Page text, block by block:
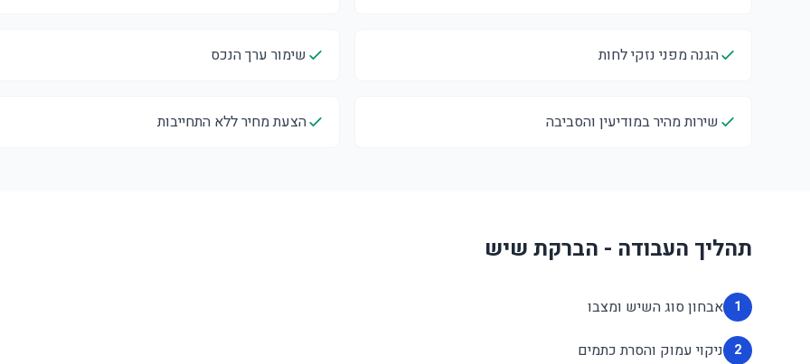
הגנה מפני נזקי לחות שימור ערך הנכס
שירות מהיר במודיעין והסביבה הצעת מחיר ללא התחייבות
תהליך העבודה - הברקת שיש
1 אבחון סוג השיש ומצבו
2 ניקוי עמוק והסרת כתמים